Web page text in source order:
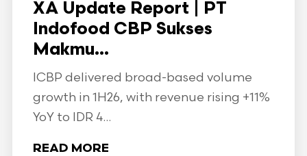
XA Update Report | PT
Indofood CBP Sukses
Makmu...
ICBP delivered broad-based volume
growth in 1H26, with revenue rising +11%
YoY to IDR 4...
READ MORE